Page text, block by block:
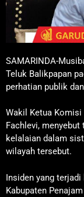
SAMARINDA-
Teluk Balikpapan
perhatian publik
Wakil Ketua Komisi
Fachlevi, menyebut
kelalaian dalam
wilayah tersebut.
Insiden yang
Kabupaten